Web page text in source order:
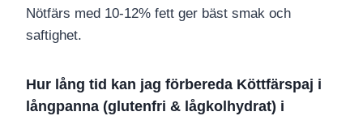
Nötfärs med 10-12% fett ger bäst smak och
saftighet.
Hur lång tid kan jag förbereda Köttfärspaj i
långpanna (glutenfri & lågkolhydrat) i